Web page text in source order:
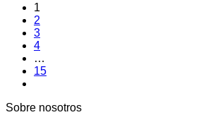
1
2
3
4
…
15
Sobre nosotros